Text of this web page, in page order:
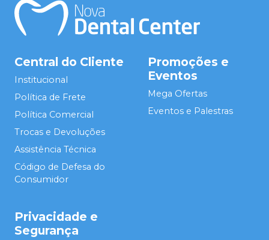
Central do Cliente
Institucional
Política de Frete
Política Comercial
Trocas e Devoluções
Assistência Técnica
Código de Defesa do
Consumidor
Promoções e
Eventos
Mega Ofertas
Eventos e Palestras
Privacidade e
Segurança